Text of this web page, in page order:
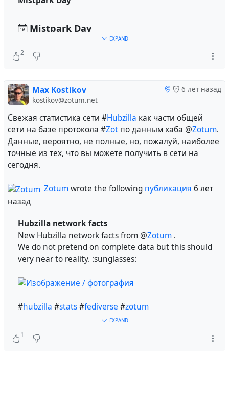
Mistpark Day
Начало:
when I decided to create a Facebook alternative.
#russian # Fediverse
EXPAND
2
6 лет назад
Max Kostikov
kostikov@zotum.net
Свежая статистика сети #Hubzilla как части общей
сети на базе протокола #Zot по данным хаба @Zotum.
Данные, вероятно, не полные, но, пожалуй, наиболее
точные из тех, что вы можете получить в сети на
сегодня.
Zotumwrote the following публикация 6 лет
назад
Hubzilla network facts
New Hubzilla network facts from @Zotum .
We do not pretend on complete data but this should
very near to reality. :sunglasses:
#hubzilla #stats#fediverse #zotum
EXPAND
1